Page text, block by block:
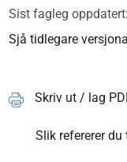
Sist fagleg
Sjå tidlegare
Skriv ut / lag
Slik refererer